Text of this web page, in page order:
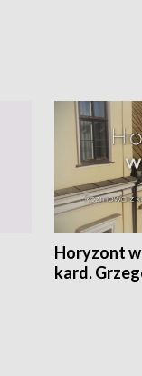
Horyzont
kard.